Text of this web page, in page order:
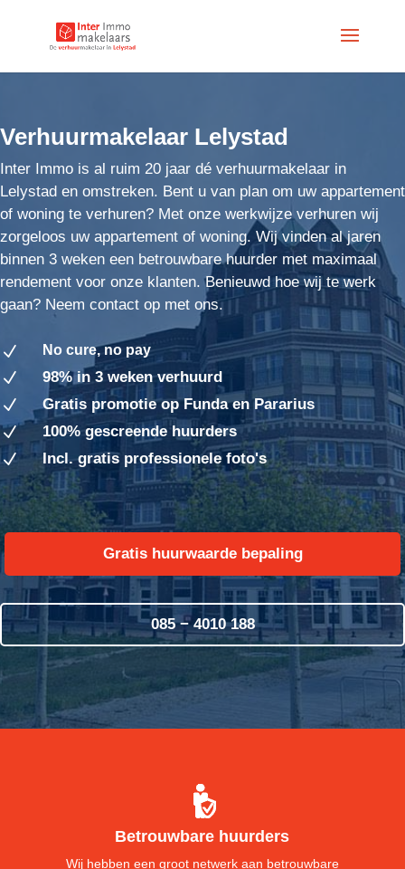
Verhuurmakelaar Lelystad
Inter Immo is al ruim 20 jaar dé verhuurmakelaar in
Lelystad en omstreken. Bent u van plan om uw appartement
of woning te verhuren? Met onze werkwijze verhuren wij
zorgeloos uw appartement of woning. Wij vinden al jaren
binnen 3 weken een betrouwbare huurder met maximaal
rendement voor onze klanten. Benieuwd hoe wij te werk
gaan? Neem contact op met ons.
N No cure, no pay
N 98% in 3 weken verhuurd
N Gratis promotie op Funda en Pararius
N 100% gescreende huurders
N Incl. gratis professionele foto's
Gratis huurwaarde bepaling
085 − 4010 188
Betrouwbare huurders
Wij hebben een groot netwerk aan betrouwbare